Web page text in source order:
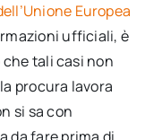
Europea
ufficiali, è
tali casi non
procura lavora
si sa con